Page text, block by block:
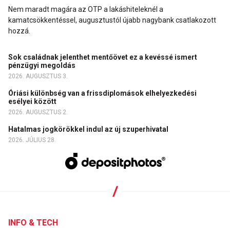
Nem maradt magára az OTP a lakáshiteleknél a
kamatcsökkentéssel, augusztustól újabb nagybank csatlakozott
hozzá.
Sok családnak jelenthet mentőövet ez a kevéssé ismert
pénzügyi megoldás
2026. AUGUSZTUS 3.
Óriási különbség van a frissdiplomások elhelyezkedési
esélyei között
2026. AUGUSZTUS 2.
Hatalmas jogkörökkel indul az új szuperhivatal
2026. JÚLIUS 28.
INFO & TECH